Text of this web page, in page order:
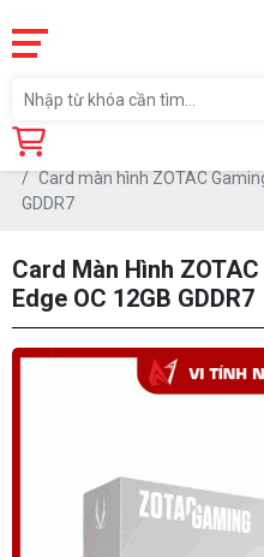
Trang chủ
Card màn hình ZOTAC
GDDR7
Card Màn Hình
Edge OC 12GB GDDR7